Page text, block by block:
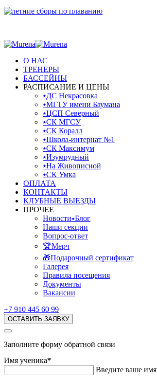
О НАС
ТРЕНЕРЫ
БАССЕЙНЫ
РАСПИСАНИЕ И ЦЕНЫ
⭑ДС Некрасовка
⭑МГТУ имени Баумана
⭑ЦСП Северный
⭑СК МГСУ
⭑СК Коралл
⭑Школа-интернат №1
⭑СК Максимум
⭑Изумрудный
⭑На Живописной
⭑СК Умка
ОПЛАТА
КОНТАКТЫ
КЛУБНЫЕ ВЫЕЗДЫ
ПРОЧЕЕ
Новости⭑Блог
Наши секции
Вопрос-ответ
🏆Мерч
🎁Подарочный сертификат
Галерея
Правила посещения
Документы
Вакансии
+7 910 445 60 99
ОСТАВИТЬ ЗАЯВКУ
Заполните форму обратной связи
Имя ученика*
Введите ваше имя